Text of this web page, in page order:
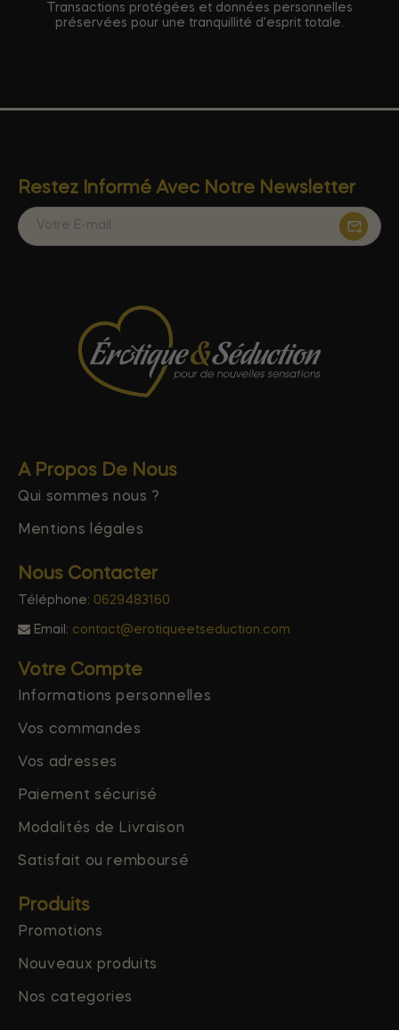
Transactions protégées et données personnelles
préservées pour une tranquillité d'esprit totale.
Restez Informé Avec Notre Newsletter
A Propos De Nous
Qui sommes nous ?
Mentions légales
Nous Contacter
Téléphone: 0629483160
Email: contact@erotiqueetseduction.com
Votre Compte
Informations personnelles
Vos commandes
Vos adresses
Paiement sécurisé
Modalités de Livraison
Satisfait ou remboursé
Produits
Promotions
Nouveaux produits
Nos categories